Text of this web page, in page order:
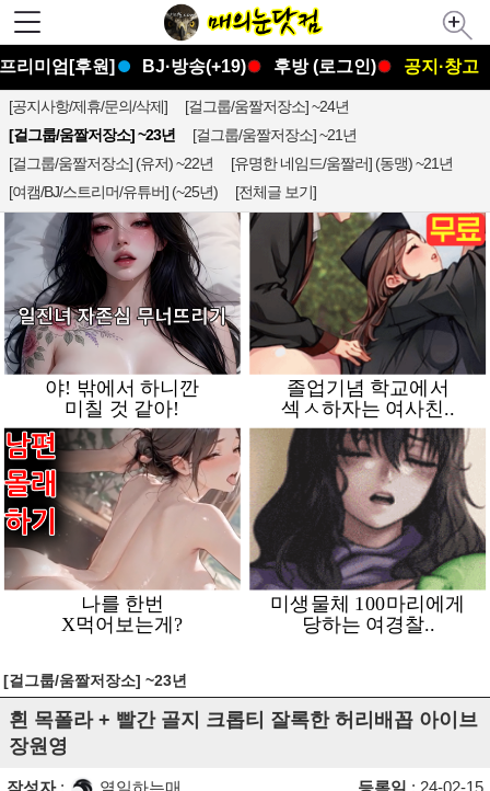
프리미엄[후원] BJ·방송(+19) 후방 (로그인) 공지·창고
[공지사항/제휴/문의/삭제]
[걸그룹/움짤저장소] ~24년
[걸그룹/움짤저장소] ~23년
[걸그룹/움짤저장소] ~21년
[걸그룹/움짤저장소] (유저) ~22년
[유명한 네임드/움짤러] (동맹) ~21년
[여캠/BJ/스트리머/유튜버] (~25년)
[전체글 보기]
[걸그룹/움짤저장소] ~23년
흰 목폴라 + 빨간 골지 크롭티 잘록한 허리배꼽 아이브
장원영